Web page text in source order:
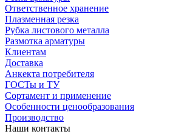
Ответственное хранение
Плазменная резка
Рубка листового металла
Размотка арматуры
Клиентам
Доставка
Анкекта потребителя
ГОСТы и ТУ
Сортамент и применение
Особенности ценообразования
Производство
Наши контакты